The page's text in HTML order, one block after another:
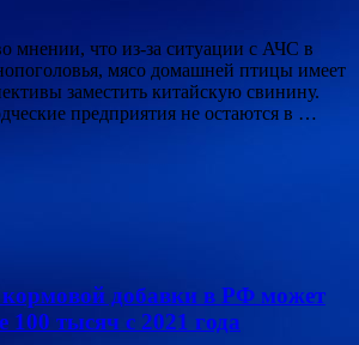
мнении, что из-за ситуации с АЧС в
мясо домашней птицы имеет
заместить китайскую свинину.
предприятия не остаются в …
кормовой добавки в РФ может
100 тысяч с 2021 года